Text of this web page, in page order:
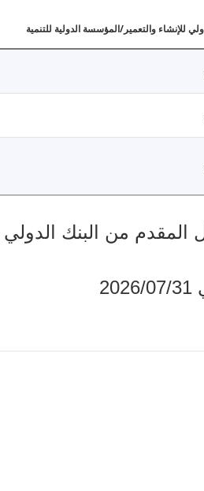
للإنشاء والتعمير/المؤسسة الدولية للتنمية
من البنك الدولي (بملايين